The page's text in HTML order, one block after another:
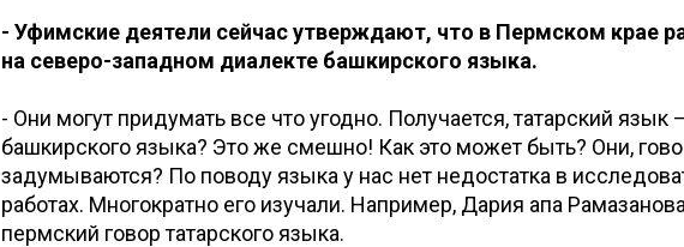
- Уфимские деятели сейчас утверждают, что в Пермском крае
на северо-западном диалекте башкирского языка.
- Они могут придумать все что угодно. Получается, татарский язык
башкирского языка? Это же смешно! Как это может быть? Они,
задумываются? По поводу языка у нас нет недостатка в
работах. Многократно его изучали. Например, Дария апа
пермский говор татарского языка.